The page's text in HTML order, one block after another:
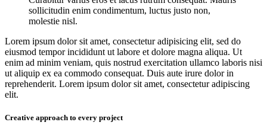
sollicitudin enim condimentum, luctus justo non,
molestie nisl.
Lorem ipsum dolor sit amet, consectetur adipisicing elit, sed do
eiusmod tempor incididunt ut labore et dolore magna aliqua. Ut
enim ad minim veniam, quis nostrud exercitation ullamco laboris nisi
ut aliquip ex ea commodo consequat. Duis aute irure dolor in
reprehenderit. Lorem ipsum dolor sit amet, consectetur adipiscing
elit.
Creative approach to every project